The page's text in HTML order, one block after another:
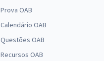
Prova OAB
Calendário OAB
Questões OAB
Recursos OAB